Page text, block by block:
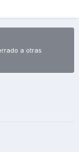
a otras